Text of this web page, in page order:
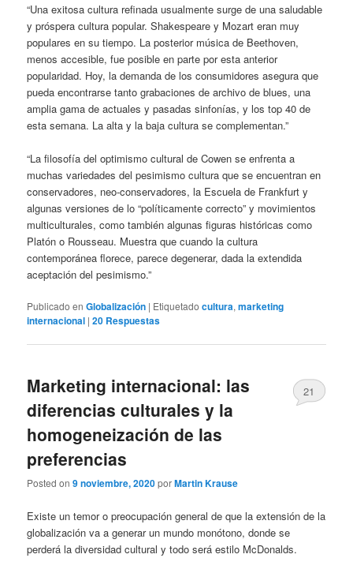
“Una exitosa cultura refinada usualmente surge de una saludable
y próspera cultura popular. Shakespeare y Mozart eran muy
populares en su tiempo. La posterior música de Beethoven,
menos accesible, fue posible en parte por esta anterior
popularidad. Hoy, la demanda de los consumidores asegura que
pueda encontrarse tanto grabaciones de archivo de blues, una
amplia gama de actuales y pasadas sinfonías, y los top 40 de
esta semana. La alta y la baja cultura se complementan.”
“La filosofía del optimismo cultural de Cowen se enfrenta a
muchas variedades del pesimismo cultura que se encuentran en
conservadores, neo-conservadores, la Escuela de Frankfurt y
algunas versiones de lo “políticamente correcto” y movimientos
multiculturales, como también algunas figuras históricas como
Platón o Rousseau. Muestra que cuando la cultura
contemporánea florece, parece degenerar, dada la extendida
aceptación del pesimismo.”
Publicado en Globalización | Etiquetado cultura,marketing
internacional |20 Respuestas
Marketing internacional: las
diferencias culturales y la
homogeneización de las
preferencias
Posted on9 noviembre, 2020porMartin Krause
21
Existe un temor o preocupación general de que la extensión de la
globalización va a generar un mundo monótono, donde se
perderá la diversidad cultural y todo será estilo McDonalds.